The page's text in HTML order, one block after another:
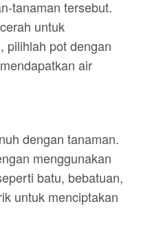
tanaman tersebut.
untuk
pilihlah pot dengan
air
dengan tanaman.
menggunakan
batu, bebatuan,
untuk menciptakan